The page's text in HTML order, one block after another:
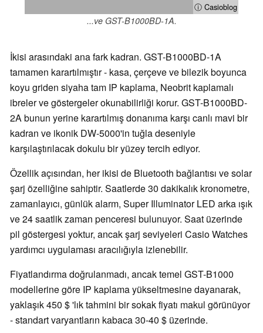
ⓘ Casioblog
...ve GST-B1000BD-1A.
İkisi arasındaki ana fark kadran. GST-B1000BD-1A
tamamen karartılmıştır - kasa, çerçeve ve bilezik boyunca
koyu griden siyaha tam IP kaplama, Neobrit kaplamalı
ibreler ve göstergeler okunabilirliği korur. GST-B1000BD-
2A bunun yerine karartılmış donanıma karşı canlı mavi bir
kadran ve ikonik DW-5000'in tuğla deseniyle
karşılaştırılacak dokulu bir yüzey tercih ediyor.
Özellik açısından, her ikisi de Bluetooth bağlantısı ve solar
şarj özelliğine sahiptir. Saatlerde 30 dakikalık kronometre,
zamanlayıcı, günlük alarm, Super Illuminator LED arka ışık
ve 24 saatlik zaman penceresi bulunuyor. Saat üzerinde
pil göstergesi yoktur, ancak şarj seviyeleri Casio Watches
yardımcı uygulaması aracılığıyla izlenebilir.
Fiyatlandırma doğrulanmadı, ancak temel GST-B1000
modellerine göre IP kaplama yükseltmesine dayanarak,
yaklaşık 450 $ 'lık tahmini bir sokak fiyatı makul görünüyor
- standart varyantların kabaca 30-40 $ üzerinde.